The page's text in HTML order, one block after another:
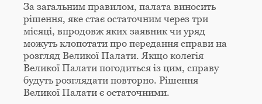
За загальним правилом, палата виносить
рішення, яке стає остаточним через три
місяці, впродовж яких заявник чи уряд
можуть клопотати про передання справи на
розгляд Великої Палати. Якщо колегія
Великої Палати погодиться із цим, справу
будуть розглядати повторно. Рішення
Великої Палати є остаточними.